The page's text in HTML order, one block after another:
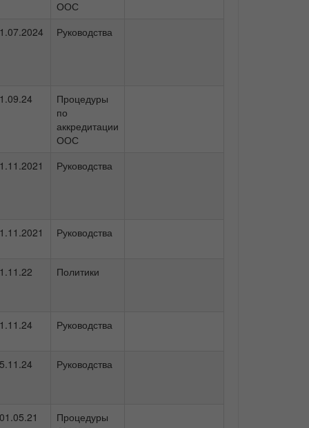
ООС
Руководства
Процедуры
по
аккредитации
ООС
Руководства
Руководства
Политики
Руководства
Руководства
Процедуры